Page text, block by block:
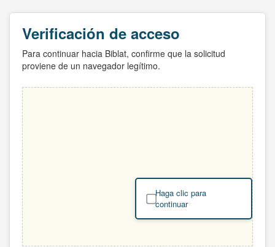
Verificación de acceso
Para continuar hacia Biblat, confirme que la solicitud
proviene de un navegador legítimo.
Haga clic para
continuar